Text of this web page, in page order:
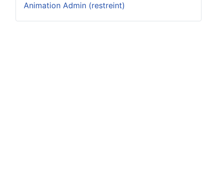
Animation Admin (restreint)